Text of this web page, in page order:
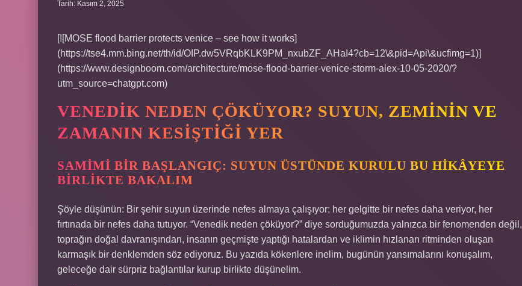
Tarih: Kasım 2, 2025
[![MOSE flood barrier protects venice – see how it works]
(https://tse4.mm.bing.net/th/id/OIP.dw5VRqbKLK9PM_nxubZF_AHaI4?cb=12\&pid=Api\&ucfimg=1)]
(https://www.designboom.com/architecture/mose-flood-barrier-venice-storm-alex-10-05-2020/?
utm_source=chatgpt.com)
VENEDIK NEDEN ÇÖKÜYOR? SUYUN, ZEMININ VE
ZAMANIN KESIŞTIĞI YER
SAMIMI BIR BAŞLANGIÇ: SUYUN ÜSTÜNDE KURULU BU HIKÂYEYE
BIRLIKTE BAKALIM
Şöyle düşünün: Bir şehir suyun üzerinde nefes almaya çalışıyor; her gelgitte bir nefes daha veriyor, her
fırtınada bir nefes daha tutuyor. “Venedik neden çöküyor?” diye sorduğumuzda yalnızca bir fenomenden değil,
toprağın doğal davranışından, insanın geçmişte yaptığı hatalardan ve iklimin hızlanan ritminden oluşan
karmaşık bir denklemden söz ediyoruz. Bu yazıda kökenlere inelim, bugünün yansımalarını konuşalım,
geleceğe dair sürpriz bağlantılar kurup birlikte düşünelim.